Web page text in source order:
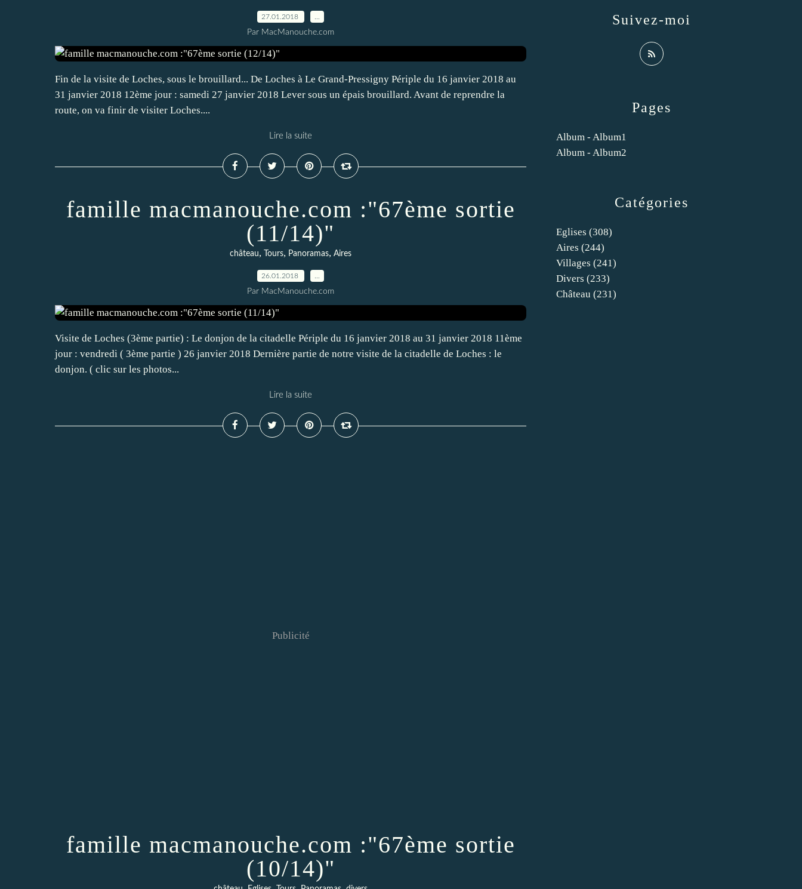
27.01.2018
Par MacManouche.com
Fin de la visite de Loches, sous le brouillard... De Loches à Le Grand-Pressigny Périple du 16 janvier 2018 au
31 janvier 2018 12ème jour : samedi 27 janvier 2018 Lever sous un épais brouillard. Avant de reprendre la
route, on va finir de visiter Loches....
Lire la suite
famille macmanouche.com :"67ème sortie
(11/14)"
château, Tours, Panoramas, Aires
26.01.2018
Par MacManouche.com
Visite de Loches (3ème partie) : Le donjon de la citadelle Périple du 16 janvier 2018 au 31 janvier 2018 11ème
jour : vendredi ( 3ème partie ) 26 janvier 2018 Dernière partie de notre visite de la citadelle de Loches : le
donjon. ( clic sur les photos...
Lire la suite
Publicité
famille macmanouche.com :"67ème sortie
(10/14)"
Catégories
Eglises (308)
Aires (244)
Villages (241)
Divers (233)
Château (231)
Pages
Album - Album1
Album - Album2
Suivez-moi